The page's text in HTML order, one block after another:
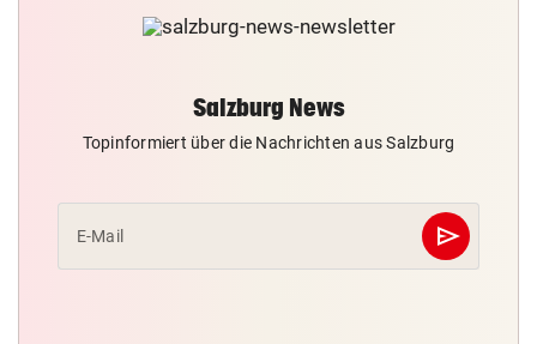
Salzburg News
Topinformiert über die Nachrichten aus Salzburg
E-Mail send
Abschicken